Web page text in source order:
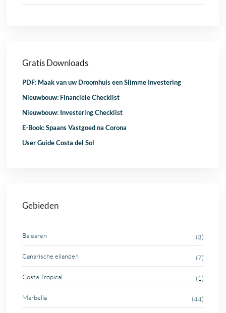
Gratis Downloads
PDF: Maak van uw Droomhuis een Slimme Investering
Nieuwbouw: Financiële Checklist
Nieuwbouw: Investering Checklist
E-Book: Spaans Vastgoed na Corona
User Guide Costa del Sol
Gebieden
Balearen (3)
Canarische eilanden (7)
Costa Tropical (1)
Marbella (44)